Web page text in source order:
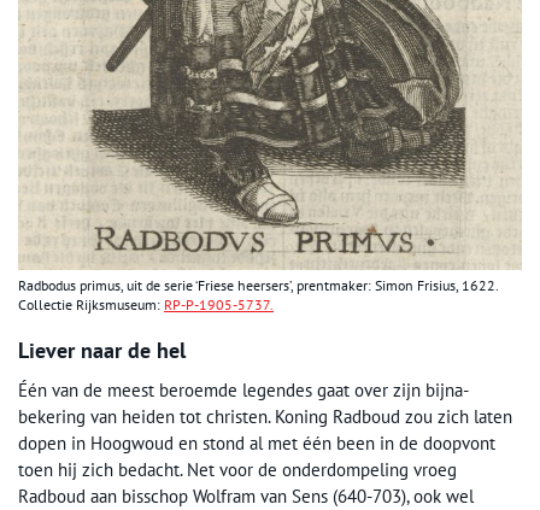
Radbodus primus, uit de serie ‘Friese heersers’, prentmaker: Simon Frisius, 1622.
Collectie Rijksmuseum: RP-P-1905-5737.
Liever naar de hel
Één van de meest beroemde legendes gaat over zijn bijna-
bekering van heiden tot christen. Koning Radboud zou zich laten
dopen in Hoogwoud en stond al met één been in de doopvont
toen hij zich bedacht. Net voor de onderdompeling vroeg
Radboud aan bisschop Wolfram van Sens (640-703), ook wel